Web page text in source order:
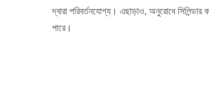
দ্বারা পরিবর্তনযোগ্য। এছাড়াও, অনুরোধে সিলিন্ডার
পারে।